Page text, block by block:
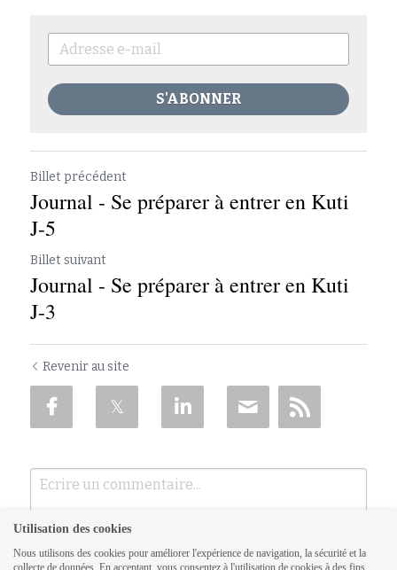
S'ABONNER
Billet précédent
Journal - Se préparer à entrer en Kuti
J-5
Billet suivant
Journal - Se préparer à entrer en Kuti
J-3
Revenir au site
Utilisation des cookies
Nous utilisons des cookies pour améliorer l'expérience de navigation, la sécurité et la
collecte de données. En acceptant, vous consentez à l'utilisation de cookies à des fins